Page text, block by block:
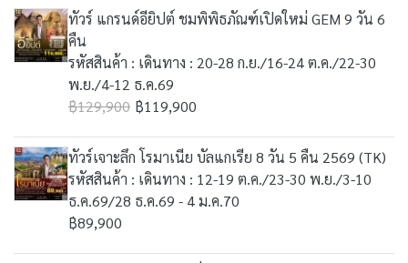
ทัวร์ แกรนด์อียิปต์ ชมพิพิธภัณฑ์เปิดใหม่ GEM 9 วัน 6
คืน
รหัสสินค้า : เดินทาง : 20-28 ก.ย./16-24 ต.ค./22-30
พ.ย./4-12 ธ.ค.69
฿129,900 ฿119,900
ทัวร์เจาะลึก โรมาเนีย บัลแกเรีย 8 วัน 5 คืน 2569 (TK)
รหัสสินค้า : เดินทาง : 12-19 ต.ค./23-30 พ.ย./3-10
ธ.ค.69/28 ธ.ค.69 - 4 ม.ค.70
฿89,900